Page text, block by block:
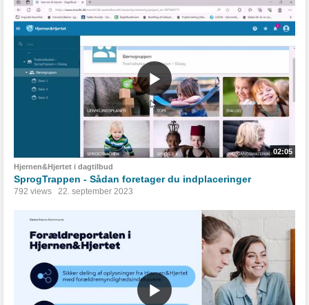
02:05
Hjernen&Hjertet i dagtilbud
SprogTrappen - Sådan foretager du indplaceringer
792 views 22. september 2023